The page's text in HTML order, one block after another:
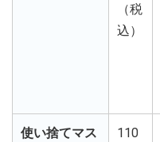
（税
込）
使い捨てマス
110